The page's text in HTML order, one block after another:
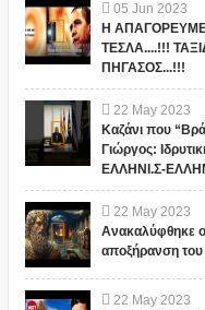
05 Jun 2023
Η
ΤΕΣΛΑ....!!!
ΠΗΓΑΣΟΣ...!!!
22 May 2023
Καζάνι που
Γιώργος:
ΕΛΛΗΝΙ.Σ-
22 May 2023
Ανακαλύφθηκε ο
αποξήρανση
22 May 2023